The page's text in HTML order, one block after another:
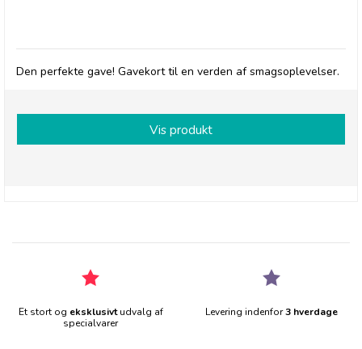
Den perfekte gave! Gavekort til en verden af smagsoplevelser.
Vis produkt
Et stort og eksklusivtudvalg af
specialvarer
Levering indenfor3 hverdage